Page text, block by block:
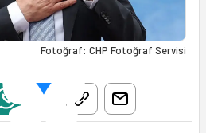
Fotoğraf: CHP Fotoğraf Servisi